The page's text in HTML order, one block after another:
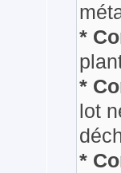
*
*
lot
*